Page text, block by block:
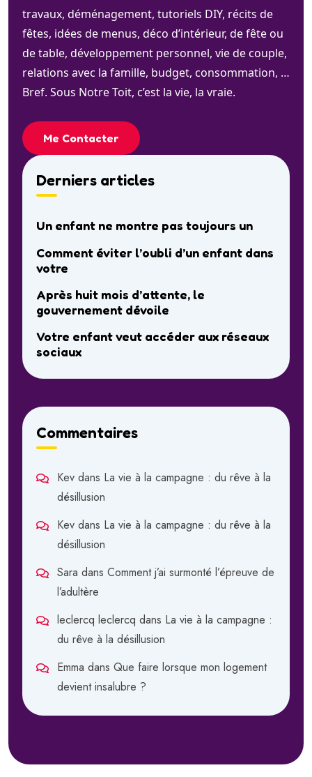
travaux, déménagement, tutoriels DIY, récits de
fêtes, idées de menus, déco d’intérieur, de fête ou
de table, développement personnel, vie de couple,
relations avec la famille, budget, consommation, …
Bref. Sous Notre Toit, c’est la vie, la vraie.
Me Contacter
Derniers articles
Un enfant ne montre pas toujours un
Comment éviter l’oubli d’un enfant dans
votre
Après huit mois d’attente, le
gouvernement dévoile
Votre enfant veut accéder aux réseaux
sociaux
Commentaires
Kev dans La vie à la campagne : du rêve à la
désillusion
Kev dans La vie à la campagne : du rêve à la
désillusion
Sara dans Comment j’ai surmonté l’épreuve de
l’adultère
leclercq leclercq dans La vie à la campagne :
du rêve à la désillusion
Emma dans Que faire lorsque mon logement
devient insalubre ?